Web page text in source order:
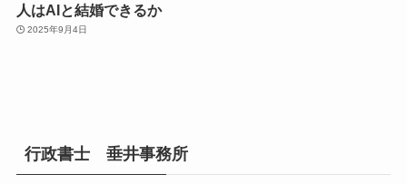
人はAIと結婚できるか
2025年9月4日
行政書士 垂井事務所